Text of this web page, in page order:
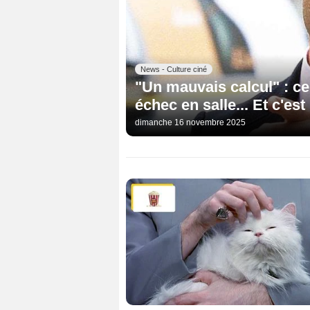
News - Culture ciné
"Un mauvais calcul" :
échec en salle... Et
dimanche 16 novembre 2025